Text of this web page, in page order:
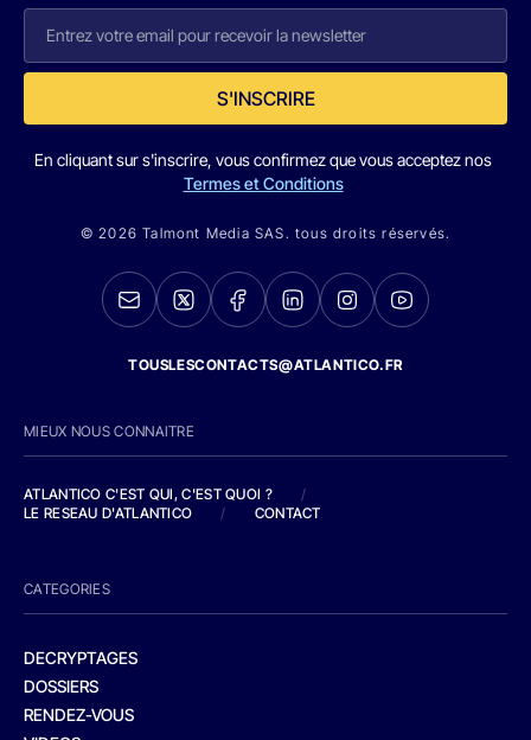
S'INSCRIRE
En cliquant sur s'inscrire, vous confirmez que vous acceptez nos
Termes et Conditions
© 2026 Talmont Media SAS. tous droits réservés.
TOUSLESCONTACTS@ATLANTICO.FR
MIEUX NOUS CONNAITRE
ATLANTICO C'EST QUI, C'EST QUOI ?
/
LE RESEAU D'ATLANTICO
/ CONTACT
CATEGORIES
DECRYPTAGES
DOSSIERS
RENDEZ-VOUS